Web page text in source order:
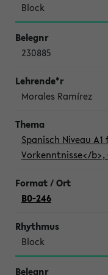
Block
230885
Morales Ramírez
Spanisch Niveau
Vorkenntnisse</b>,
B0-246
Block